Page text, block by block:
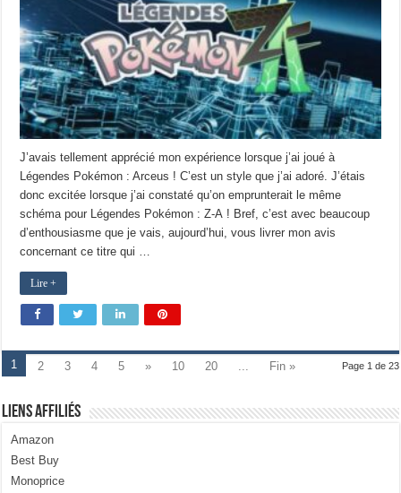
J’avais tellement apprécié mon expérience lorsque j’ai joué à
Légendes Pokémon : Arceus ! C’est un style que j’ai adoré. J’étais
donc excitée lorsque j’ai constaté qu’on emprunterait le même
schéma pour Légendes Pokémon : Z-A ! Bref, c’est avec beaucoup
d’enthousiasme que je vais, aujourd’hui, vous livrer mon avis
concernant ce titre qui …
Lire +
Page 1 de 23
1 2 3 4 5 » 10 20 Fin »
Liens Affiliés
Amazon
Best Buy
Monoprice